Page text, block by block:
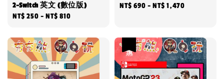
2-Switch 英文 (數位版)
Regular
NT$ 250 -NT$ 810
Regular
NT$ 690 -NT$ 1,470